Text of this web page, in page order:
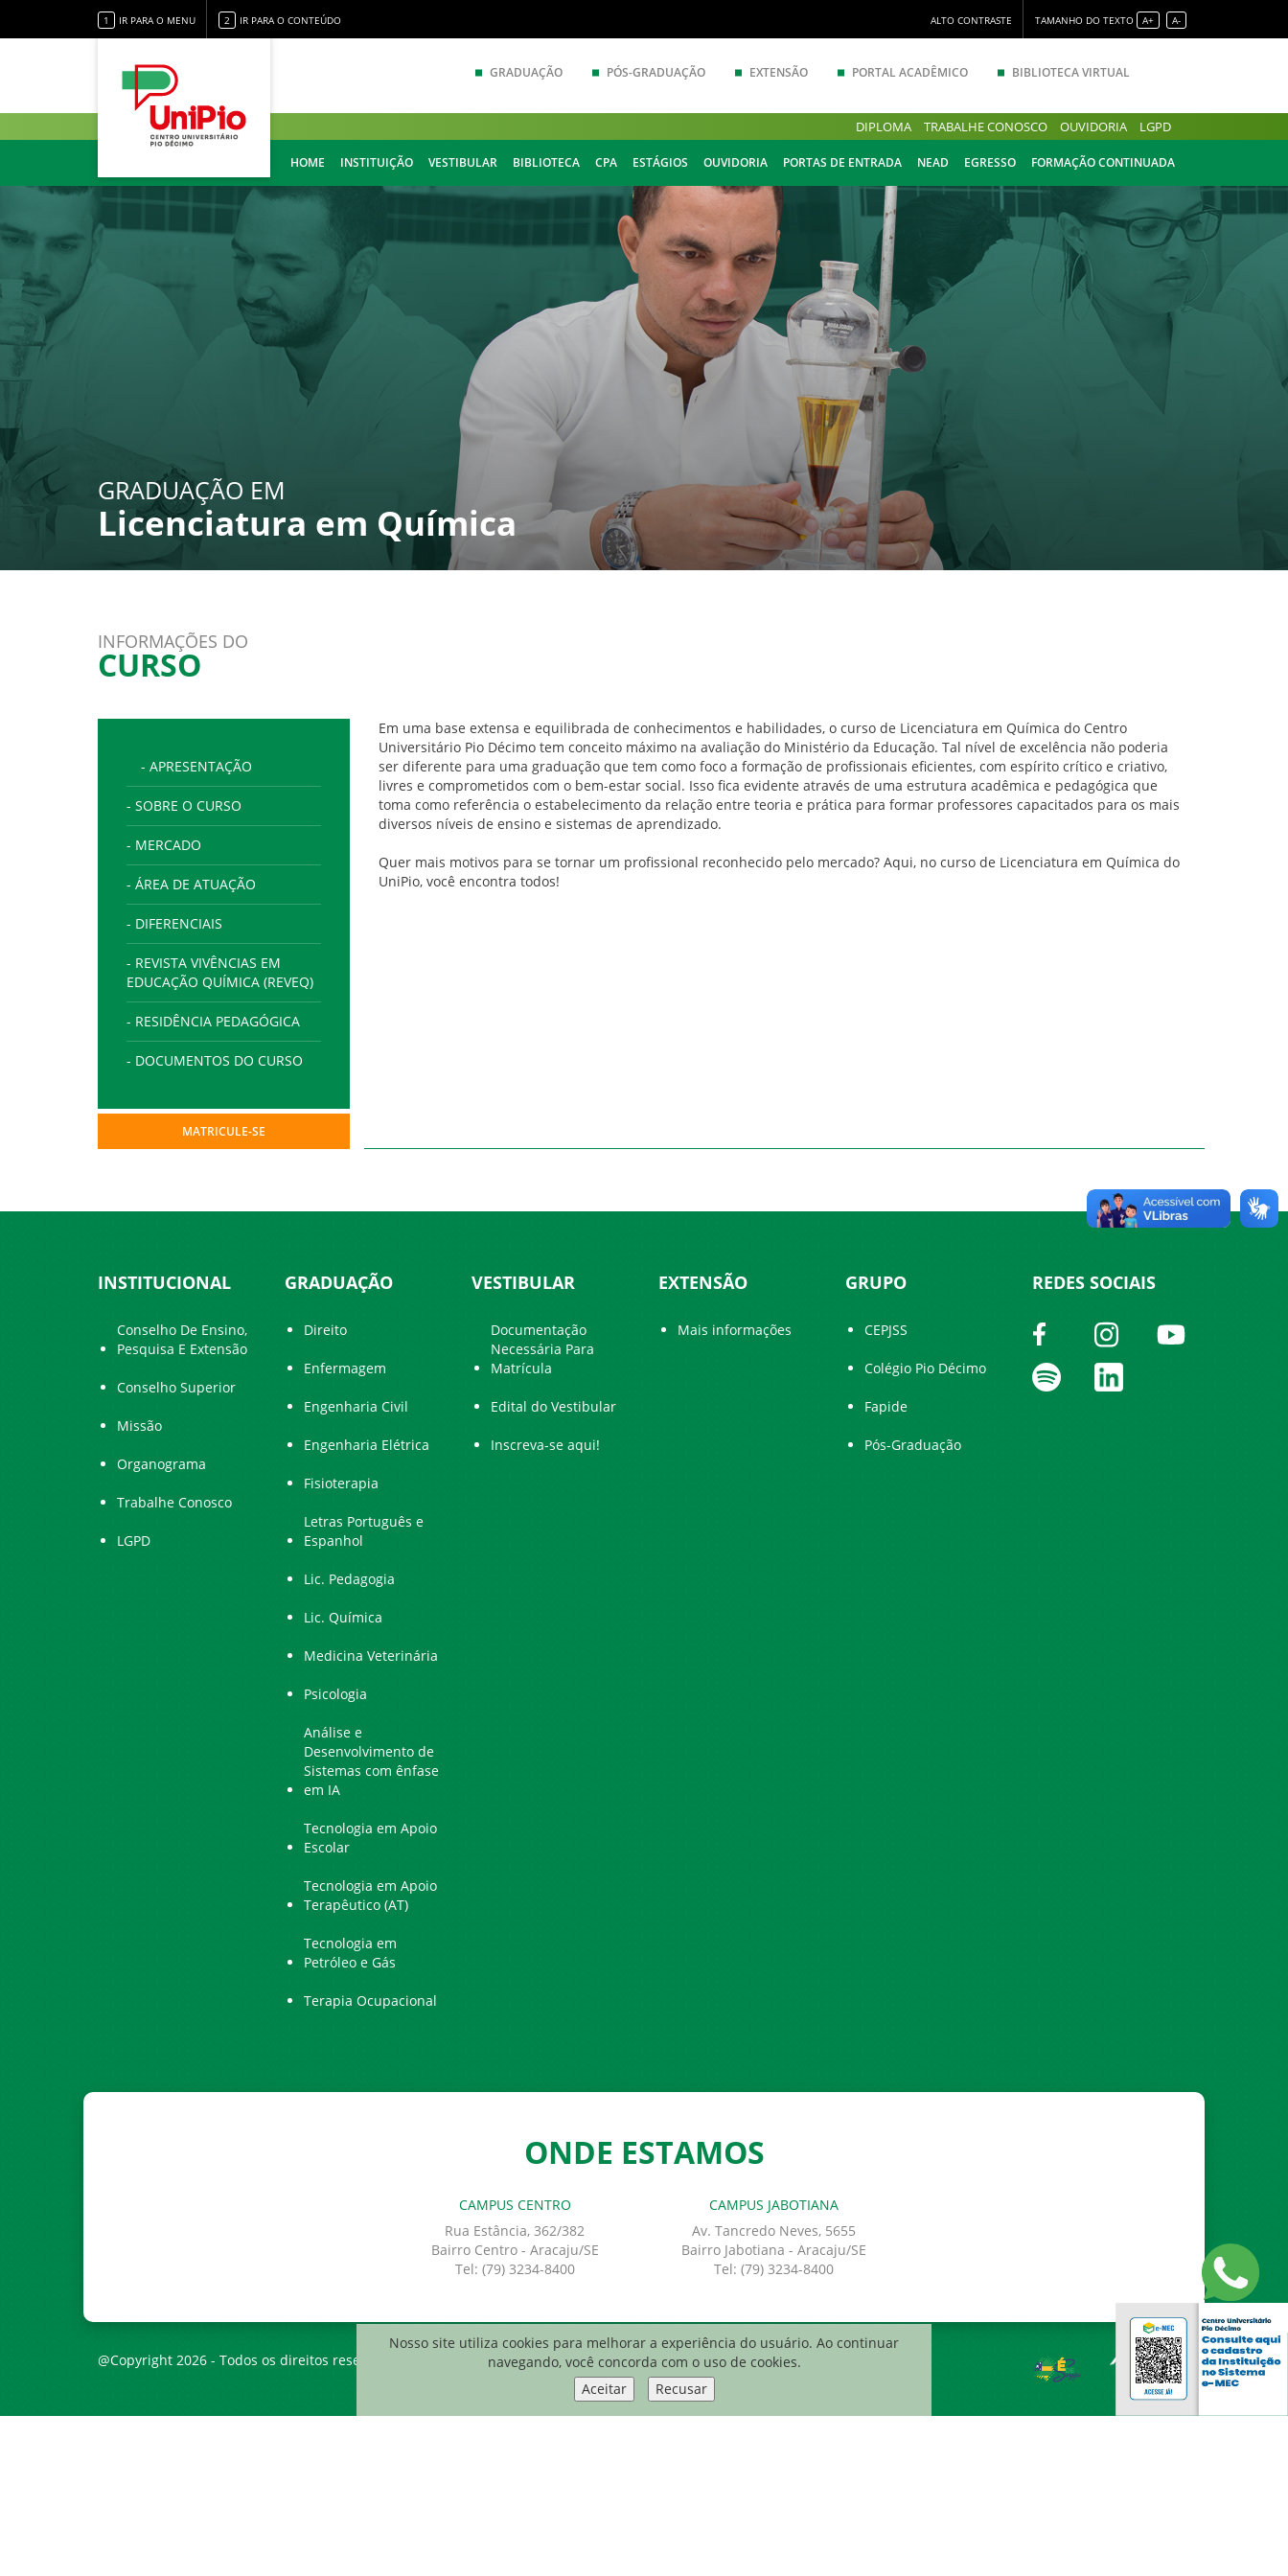
1 IR PARA O MENU 2 IR PARA O CONTEÚDO ALTO CONTRASTE TAMANHO DO TEXTO A+ A-
GRADUAÇÃO PÓS-GRADUAÇÃO EXTENSÃO PORTAL ACADÊMICO BIBLIOTECA VIRTUAL
DIPLOMA TRABALHE CONOSCO OUVIDORIA LGPD
HOME INSTITUIÇÃO VESTIBULAR BIBLIOTECA CPA ESTÁGIOS OUVIDORIA PORTAS DE ENTRADA NEAD EGRESSO FORMAÇÃO CONTINUADA
GRADUAÇÃO EM
Licenciatura em Química
INFORMAÇÕES DO
CURSO
- APRESENTAÇÃO
- SOBRE O CURSO
- MERCADO
- ÁREA DE ATUAÇÃO
- DIFERENCIAIS
- REVISTA VIVÊNCIAS EM
EDUCAÇÃO QUÍMICA (REVEQ)
- RESIDÊNCIA PEDAGÓGICA
- DOCUMENTOS DO CURSO
MATRICULE-SE
Em uma base extensa e equilibrada de conhecimentos e habilidades, o curso de Licenciatura em Química do Centro
Universitário Pio Décimo tem conceito máximo na avaliação do Ministério da Educação. Tal nível de excelência não poderia
ser diferente para uma graduação que tem como foco a formação de profissionais eficientes, com espírito crítico e criativo,
livres e comprometidos com o bem-estar social. Isso fica evidente através de uma estrutura acadêmica e pedagógica que
toma como referência o estabelecimento da relação entre teoria e prática para formar professores capacitados para os mais
diversos níveis de ensino e sistemas de aprendizado.
Quer mais motivos para se tornar um profissional reconhecido pelo mercado? Aqui, no curso de Licenciatura em Química do
UniPio, você encontra todos!
INSTITUCIONAL
Conselho De Ensino,
Pesquisa E Extensão
Conselho Superior
Missão
Organograma
Trabalhe Conosco
LGPD
GRADUAÇÃO
Direito
Enfermagem
Engenharia Civil
Engenharia Elétrica
Fisioterapia
Letras Português e
Espanhol
Lic. Pedagogia
Lic. Química
Medicina Veterinária
Psicologia
Análise e
Desenvolvimento de
Sistemas com ênfase
em IA
Tecnologia em Apoio
Escolar
Tecnologia em Apoio
Terapêutico (AT)
Tecnologia em
Petróleo e Gás
Terapia Ocupacional
VESTIBULAR
Documentação
Necessária Para
Matrícula
Edital do Vestibular
Inscreva-se aqui!
EXTENSÃO
Mais informações
GRUPO
CEPJSS
Colégio Pio Décimo
Fapide
Pós-Graduação
REDES SOCIAIS
ONDE ESTAMOS
CAMPUS CENTRO
Rua Estância, 362/382
Bairro Centro - Aracaju/SE
Tel: (79) 3234-8400
CAMPUS JABOTIANA
Av. Tancredo Neves, 5655
Bairro Jabotiana - Aracaju/SE
Tel: (79) 3234-8400
@Copyright 2026 - Todos os direitos reservados à Centro Universitário Pio Décimo
Nosso site utiliza cookies para melhorar a experiência do usuário. Ao continuar
navegando, você concorda com o uso de cookies.
Aceitar
Recusar